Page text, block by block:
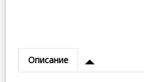
Описание